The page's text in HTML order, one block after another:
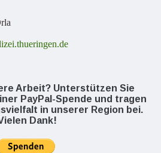
Arbeit? Unterstützen Sie
PayPal-Spende und tragen
in unserer Region bei.
Dank!